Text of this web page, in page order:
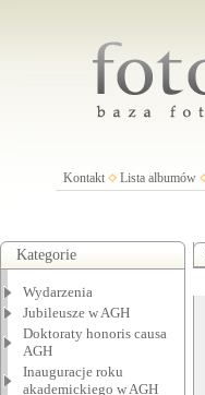
Kontakt Lista albumów
Kategorie
Wydarzenia
Jubileusze w AGH
Doktoraty honoris causa
AGH
Inauguracje roku
akademickiego w AGH